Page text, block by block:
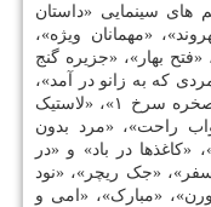
های سینمایی «داستان
«مهمانان ویژه»،
بهار»، «جزیره گنج
که به زانو در آمد»،
«ساعت گیج زمان»، «بازگشت پسرها»، «صخره سرخ ۱»، «لاستیک
راحت»، «مرد بدون
قلابی»، «کاغذها در باد» و «در
«جک ریچر»، «نود
«مبارک»، «امی و